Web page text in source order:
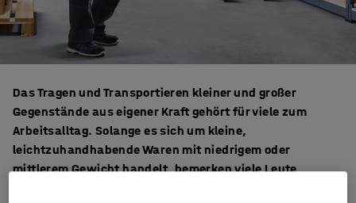
Das Tragen und Transportieren kleiner und großer
Gegenstände aus eigener Kraft gehört für viele zum
Arbeitsalltag. Solange es sich um kleine,
leichtzuhandhabende Waren mit niedrigem oder
mittlerem Gewicht handelt, bemerken viele Leute